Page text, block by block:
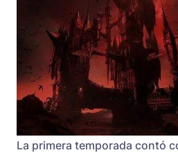
La primera temporada contó